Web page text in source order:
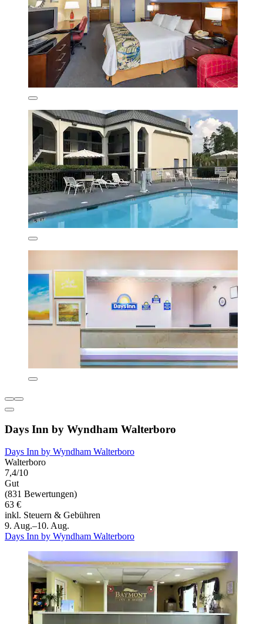
Days Inn by Wyndham Walterboro
Days Inn by Wyndham Walterboro
Walterboro
7,4/10
Gut
(831 Bewertungen)
63 €
inkl. Steuern & Gebühren
9. Aug.–10. Aug.
Days Inn by Wyndham Walterboro